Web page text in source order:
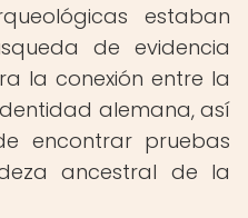
estaban
de evidencia
la conexión entre la
alemana, así
encontrar pruebas
ancestral de la